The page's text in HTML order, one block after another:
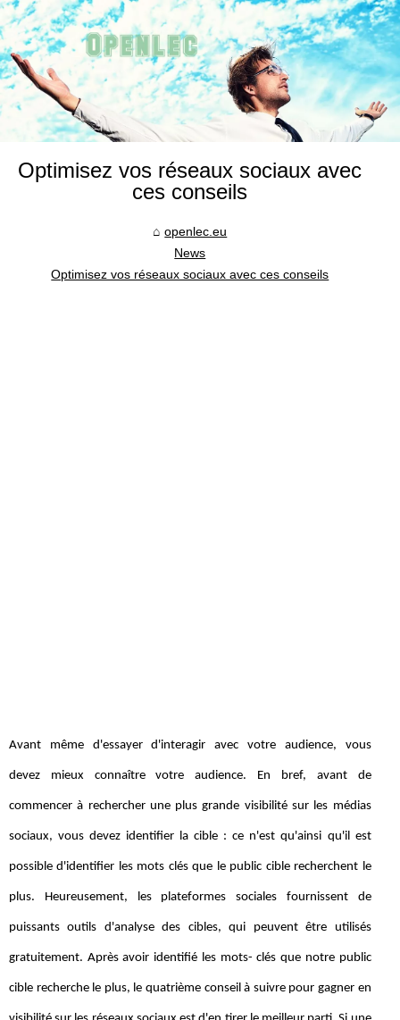
Optimisez vos réseaux sociaux avec
ces conseils
openlec.eu
News
Optimisez vos réseaux sociaux avec ces conseils
Avant même d'essayer d'interagir avec votre audience, vous
devez mieux connaître votre audience. En bref, avant de
commencer à rechercher une plus grande visibilité sur les médias
sociaux, vous devez identifier la cible : ce n'est qu'ainsi qu'il est
possible d'identifier les mots clés que le public cible recherchent le
plus. Heureusement, les plateformes sociales fournissent de
puissants outils d'analyse des cibles, qui peuvent être utilisés
gratuitement. Après avoir identifié les mots- clés que notre public
cible recherche le plus, le quatrième conseil à suivre pour gagner en